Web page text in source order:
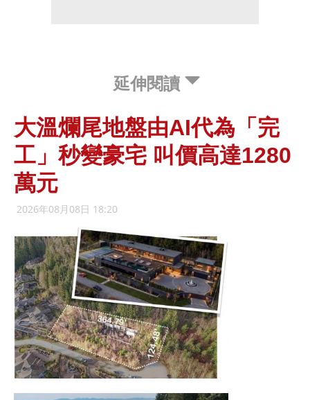
延伸閱讀
大溫爛尾地盤由AI代為「完
工」秒變豪宅 叫價高達1280
萬元
2026年08月08日 18:20